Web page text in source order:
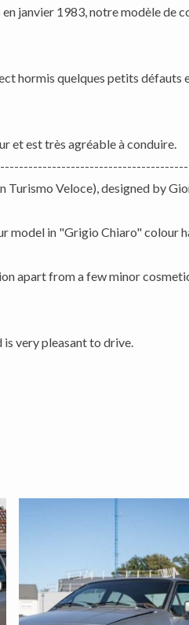
janvier 1983, notre modèle
hormis quelques petits défauts
et est très agréable à conduire.
Turismo Veloce), designed by
model in "Grigio Chiaro"
apart from a few minor